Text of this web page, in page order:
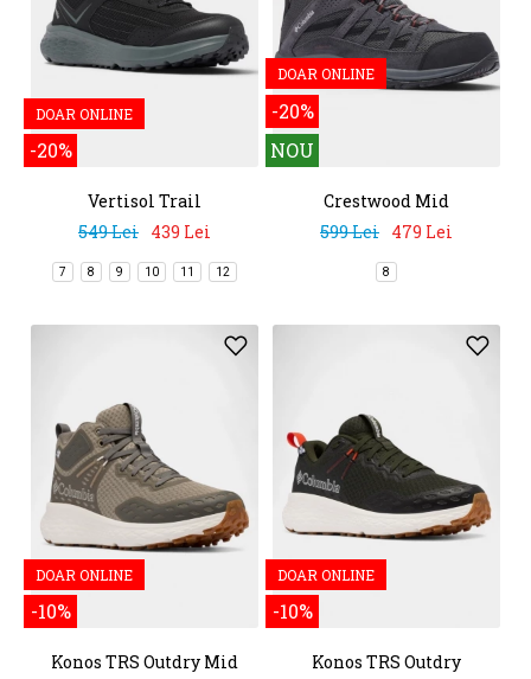
DOAR ONLINE
-20%
Vertisol Trail
549 Lei 439 Lei
7 8 9 10 11 12
DOAR ONLINE
-20%
NOU
Crestwood Mid
Waterproof
599 Lei 479 Lei
8
DOAR ONLINE
-10%
Konos TRS Outdry Mid
DOAR ONLINE
-10%
Konos TRS Outdry